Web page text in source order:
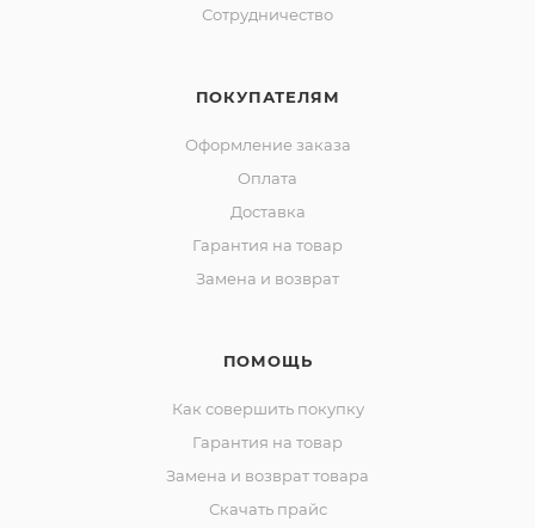
Сотрудничество
ПОКУПАТЕЛЯМ
Оформление заказа
Оплата
Доставка
Гарантия на товар
Замена и возврат
ПОМОЩЬ
Как совершить покупку
Гарантия на товар
Замена и возврат товара
Скачать прайс